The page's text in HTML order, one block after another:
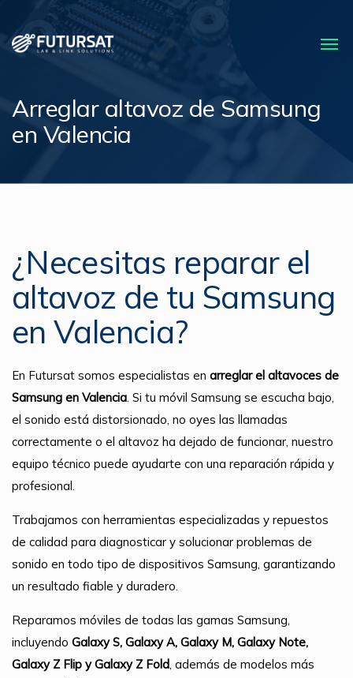
Arreglar altavoz de Samsung
en Valencia
¿Necesitas reparar el
altavoz de tu Samsung
en Valencia?
En Futursat somos especialistas en arreglar el altavoces de
Samsung en Valencia. Si tu móvil Samsung se escucha bajo,
el sonido está distorsionado, no oyes las llamadas
correctamente o el altavoz ha dejado de funcionar, nuestro
equipo técnico puede ayudarte con una reparación rápida y
profesional.
Trabajamos con herramientas especializadas y repuestos
de calidad para diagnosticar y solucionar problemas de
sonido en todo tipo de dispositivos Samsung, garantizando
un resultado fiable y duradero.
Reparamos móviles de todas las gamas Samsung,
incluyendo Galaxy S, Galaxy A, Galaxy M, Galaxy Note,
Galaxy Z Flip y Galaxy Z Fold, además de modelos más